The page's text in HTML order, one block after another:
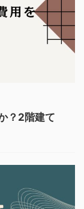
？2階建て